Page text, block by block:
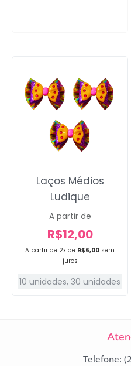
A partir de 2x de R$6,00 sem
juros
Laços Médios
Ludique
A partir de
R$12,00
10 unidades, 30 unidades
Telefone: